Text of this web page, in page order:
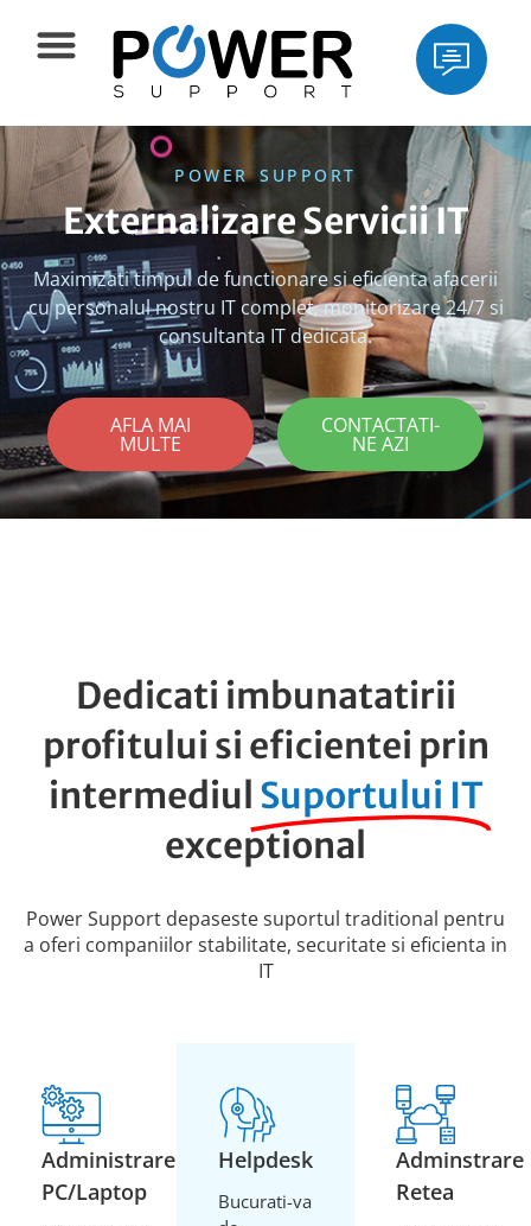
POWER SUPPORT
Externalizare Servicii IT
Maximizati timpul de functionare si eficienta afacerii
cu personalul nostru IT complet, monitorizare 24/7 si
consultanta IT dedicata.
AFLA MAI
MULTE
CONTACTATI-
NE AZI
Dedicati imbunatatirii
profitului si eficientei prin
intermediul Suportului IT
exceptional
Power Support depaseste suportul traditional pentru
a oferi companiilor stabilitate, securitate si eficienta in
IT
Administrare
PC/Laptop
Helpdesk
Bucurati-va
Adminstrare
Retea